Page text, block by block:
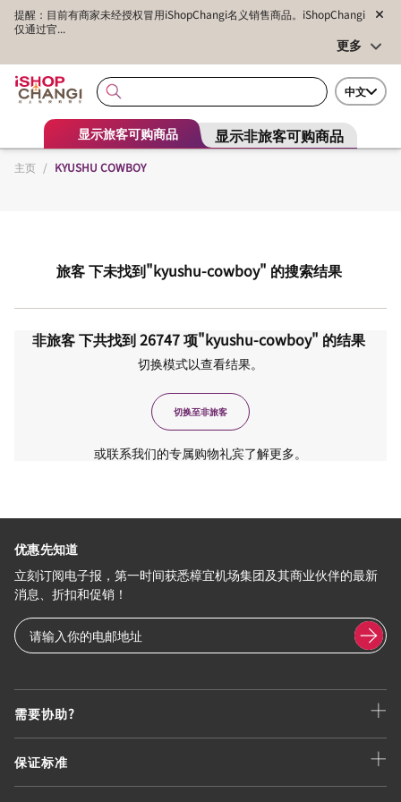
提醒：目前有商家未经授权冒用iShopChangi名义销售商品。iShopChangi
仅通过官...
更多
中文
显示旅客可购商品 显示非旅客可购商品
主页 / KYUSHU COWBOY
旅客下未找到"kyushu-cowboy" 的搜索结果
非旅客下共找到26747项"kyushu-cowboy" 的结果
切换模式以查看结果。
切换至非旅客
或联系我们的专属购物礼宾了解更多。
需要协助?
保证标准
优惠先知道
立刻订阅电子报，第一时间获悉樟宜机场集团及其商业伙伴的最新
消息、折扣和促销！